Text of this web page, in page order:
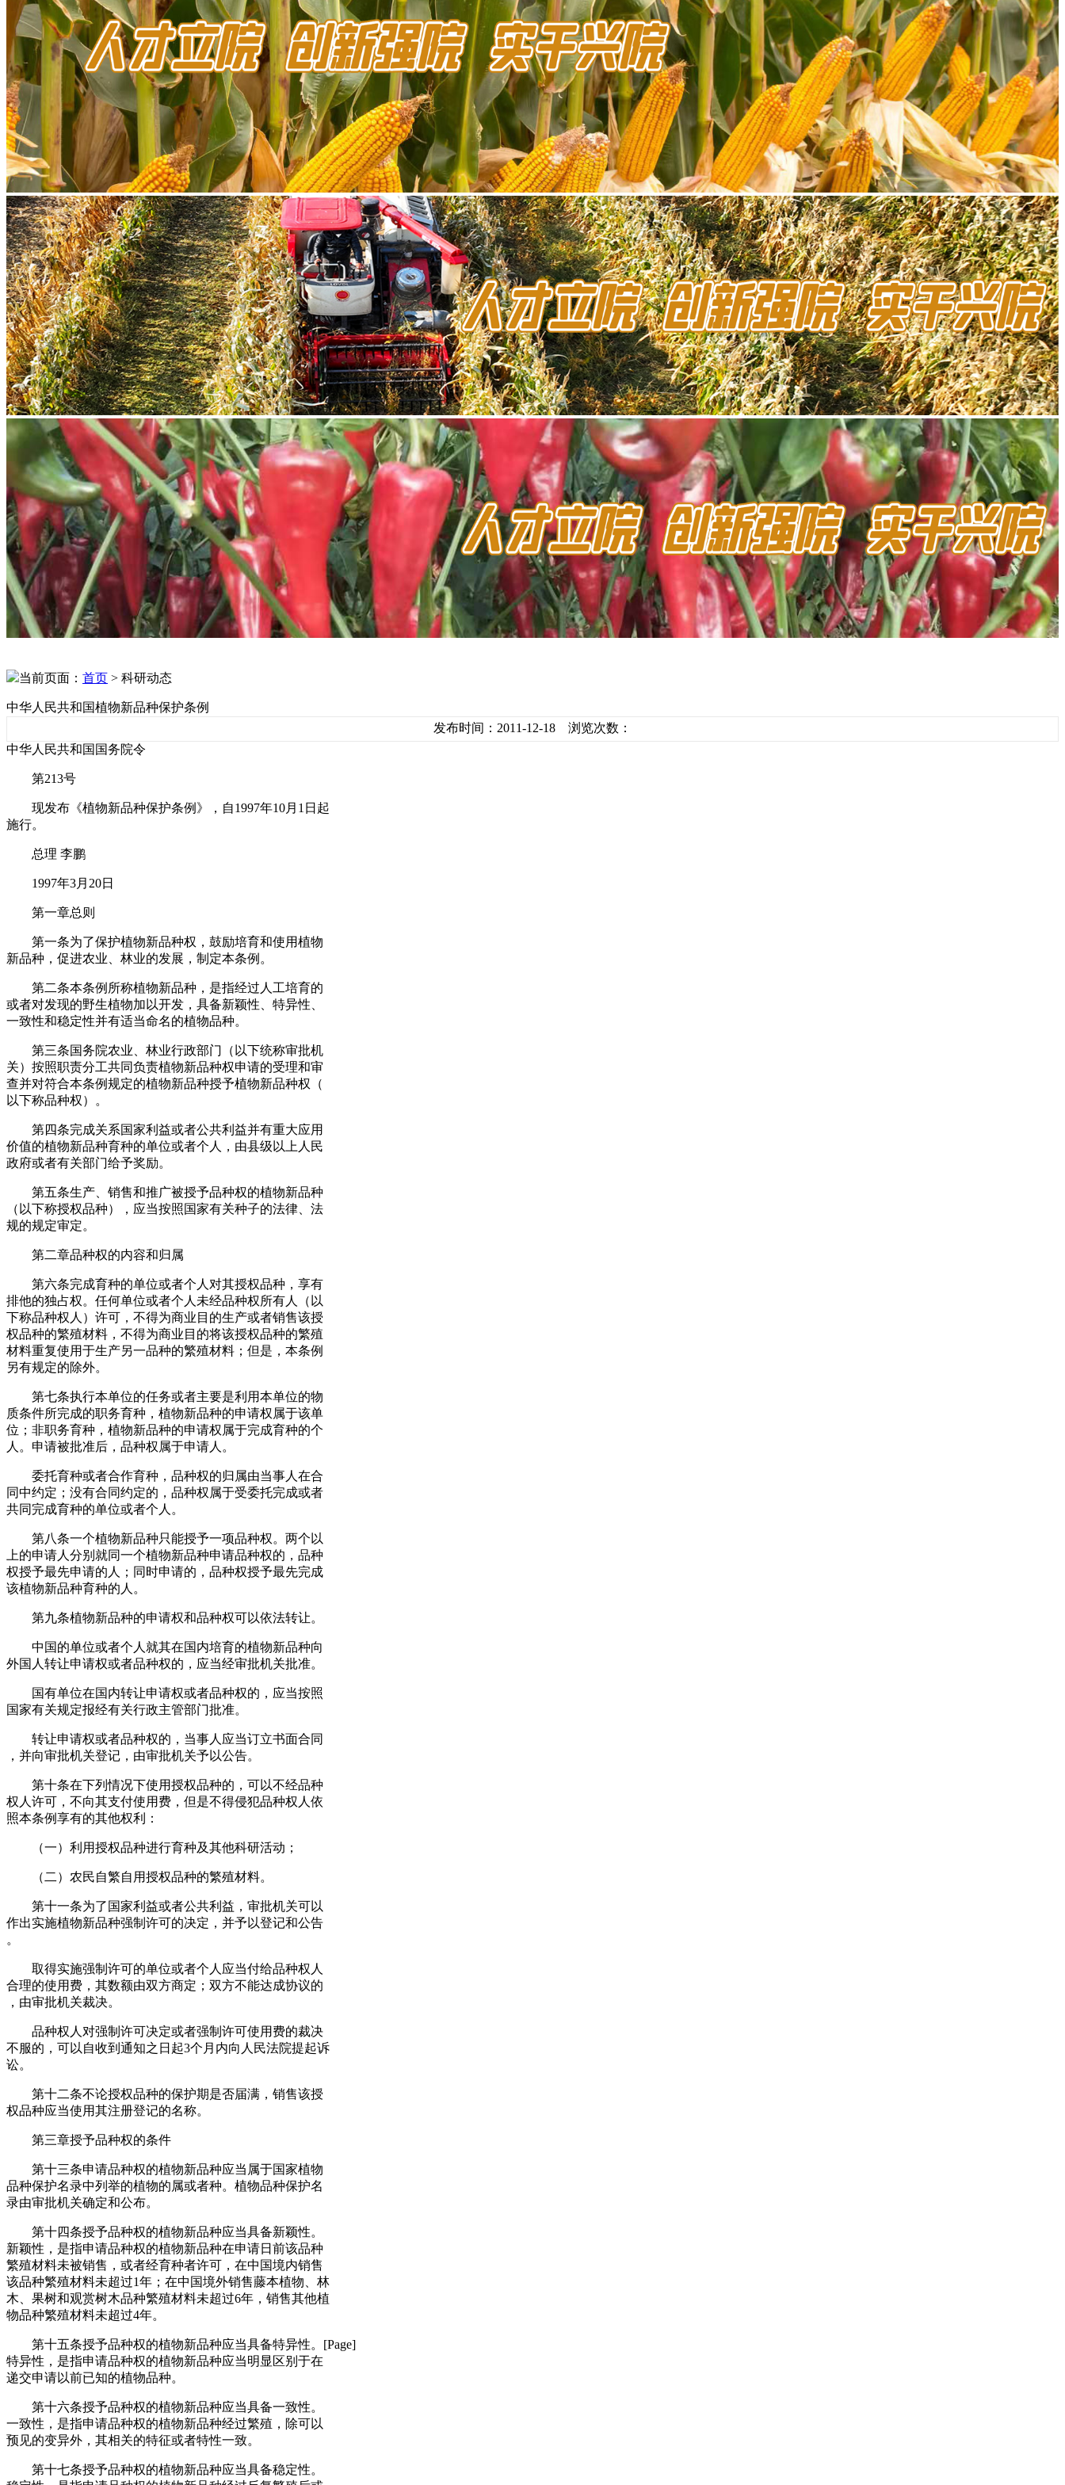
当前页面： 首页 > 科研动态
中华人民共和国植物新品种保护条例
发布时间：2011-12-18 浏览次数：
中华人民共和国国务院令
第213号
现发布《植物新品种保护条例》，自1997年10月1日起
施行。
总理 李鹏
1997年3月20日
第一章总则
第一条为了保护植物新品种权，鼓励培育和使用植物
新品种，促进农业、林业的发展，制定本条例。
第二条本条例所称植物新品种，是指经过人工培育的
或者对发现的野生植物加以开发，具备新颖性、特异性、
一致性和稳定性并有适当命名的植物品种。
第三条国务院农业、林业行政部门（以下统称审批机
关）按照职责分工共同负责植物新品种权申请的受理和审
查并对符合本条例规定的植物新品种授予植物新品种权（
以下称品种权）。
第四条完成关系国家利益或者公共利益并有重大应用
价值的植物新品种育种的单位或者个人，由县级以上人民
政府或者有关部门给予奖励。
第五条生产、销售和推广被授予品种权的植物新品种
（以下称授权品种），应当按照国家有关种子的法律、法
规的规定审定。
第二章品种权的内容和归属
第六条完成育种的单位或者个人对其授权品种，享有
排他的独占权。任何单位或者个人未经品种权所有人（以
下称品种权人）许可，不得为商业目的生产或者销售该授
权品种的繁殖材料，不得为商业目的将该授权品种的繁殖
材料重复使用于生产另一品种的繁殖材料；但是，本条例
另有规定的除外。
第七条执行本单位的任务或者主要是利用本单位的物
质条件所完成的职务育种，植物新品种的申请权属于该单
位；非职务育种，植物新品种的申请权属于完成育种的个
人。申请被批准后，品种权属于申请人。
委托育种或者合作育种，品种权的归属由当事人在合
同中约定；没有合同约定的，品种权属于受委托完成或者
共同完成育种的单位或者个人。
第八条一个植物新品种只能授予一项品种权。两个以
上的申请人分别就同一个植物新品种申请品种权的，品种
权授予最先申请的人；同时申请的，品种权授予最先完成
该植物新品种育种的人。
第九条植物新品种的申请权和品种权可以依法转让。
中国的单位或者个人就其在国内培育的植物新品种向
外国人转让申请权或者品种权的，应当经审批机关批准。
国有单位在国内转让申请权或者品种权的，应当按照
国家有关规定报经有关行政主管部门批准。
转让申请权或者品种权的，当事人应当订立书面合同
，并向审批机关登记，由审批机关予以公告。
第十条在下列情况下使用授权品种的，可以不经品种
权人许可，不向其支付使用费，但是不得侵犯品种权人依
照本条例享有的其他权利：
（一）利用授权品种进行育种及其他科研活动；
（二）农民自繁自用授权品种的繁殖材料。
第十一条为了国家利益或者公共利益，审批机关可以
作出实施植物新品种强制许可的决定，并予以登记和公告
。
取得实施强制许可的单位或者个人应当付给品种权人
合理的使用费，其数额由双方商定；双方不能达成协议的
，由审批机关裁决。
品种权人对强制许可决定或者强制许可使用费的裁决
不服的，可以自收到通知之日起3个月内向人民法院提起诉
讼。
第十二条不论授权品种的保护期是否届满，销售该授
权品种应当使用其注册登记的名称。
第三章授予品种权的条件
第十三条申请品种权的植物新品种应当属于国家植物
品种保护名录中列举的植物的属或者种。植物品种保护名
录由审批机关确定和公布。
第十四条授予品种权的植物新品种应当具备新颖性。
新颖性，是指申请品种权的植物新品种在申请日前该品种
繁殖材料未被销售，或者经育种者许可，在中国境内销售
该品种繁殖材料未超过1年；在中国境外销售藤本植物、林
木、果树和观赏树木品种繁殖材料未超过6年，销售其他植
物品种繁殖材料未超过4年。
第十五条授予品种权的植物新品种应当具备特异性。[Page]
特异性，是指申请品种权的植物新品种应当明显区别于在
递交申请以前已知的植物品种。
第十六条授予品种权的植物新品种应当具备一致性。
一致性，是指申请品种权的植物新品种经过繁殖，除可以
预见的变异外，其相关的特征或者特性一致。
第十七条授予品种权的植物新品种应当具备稳定性。